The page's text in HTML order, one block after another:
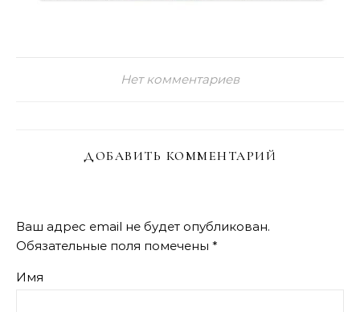
Нет комментариев
ДОБАВИТЬ КОММЕНТАРИЙ
Ваш адрес email не будет опубликован.
Обязательные поля помечены *
Имя